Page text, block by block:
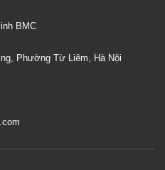
BMC
Phường Từ Liêm, Hà Nội